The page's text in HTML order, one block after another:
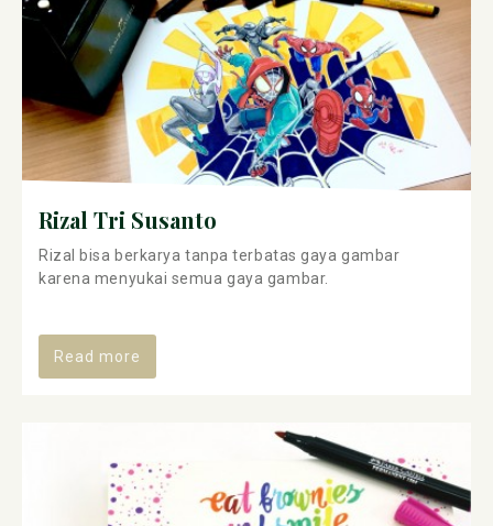
Rizal Tri Susanto
Rizal bisa berkarya tanpa terbatas gaya gambar
karena menyukai semua gaya gambar.
Read more